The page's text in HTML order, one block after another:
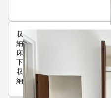
収
納
床
下
収
納